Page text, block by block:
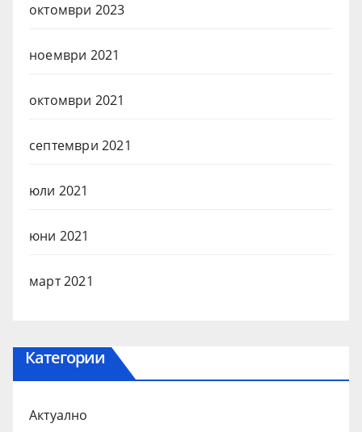
октомври 2023
ноември 2021
октомври 2021
септември 2021
юли 2021
юни 2021
март 2021
Категории
Актуално